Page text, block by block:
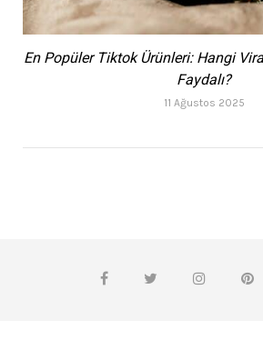
En Popüler Tiktok Ürünleri: Hangi
Faydalı?
11 Ağustos 2025